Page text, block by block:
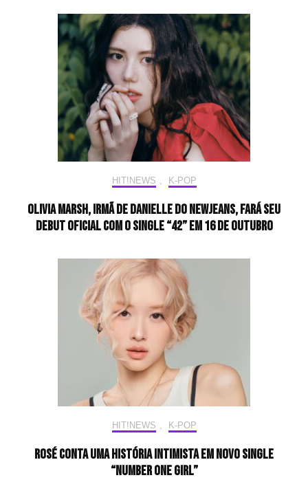
HIT!NEWS , K-POP
Olivia Marsh, irmã de Danielle do NewJeans, fará seu
debut oficial com o single “42” em 16 de outubro
HIT!NEWS , K-POP
ROSÉ conta uma história intimista em novo single
“number one girl”